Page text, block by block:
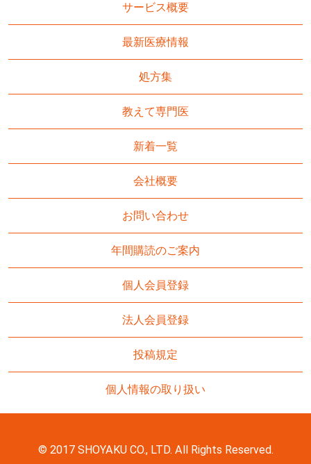
サービス概要
最新医療情報
処方集
教えて専門医
新着一覧
会社概要
お問い合わせ
年間購読のご案内
個人会員登録
法人会員登録
投稿規定
個人情報の取り扱い
© 2017 SHOYAKU CO., LTD. All Rights Reserved.